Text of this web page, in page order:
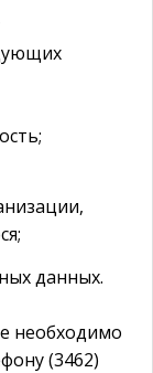
данных.
необходимо
(3462)